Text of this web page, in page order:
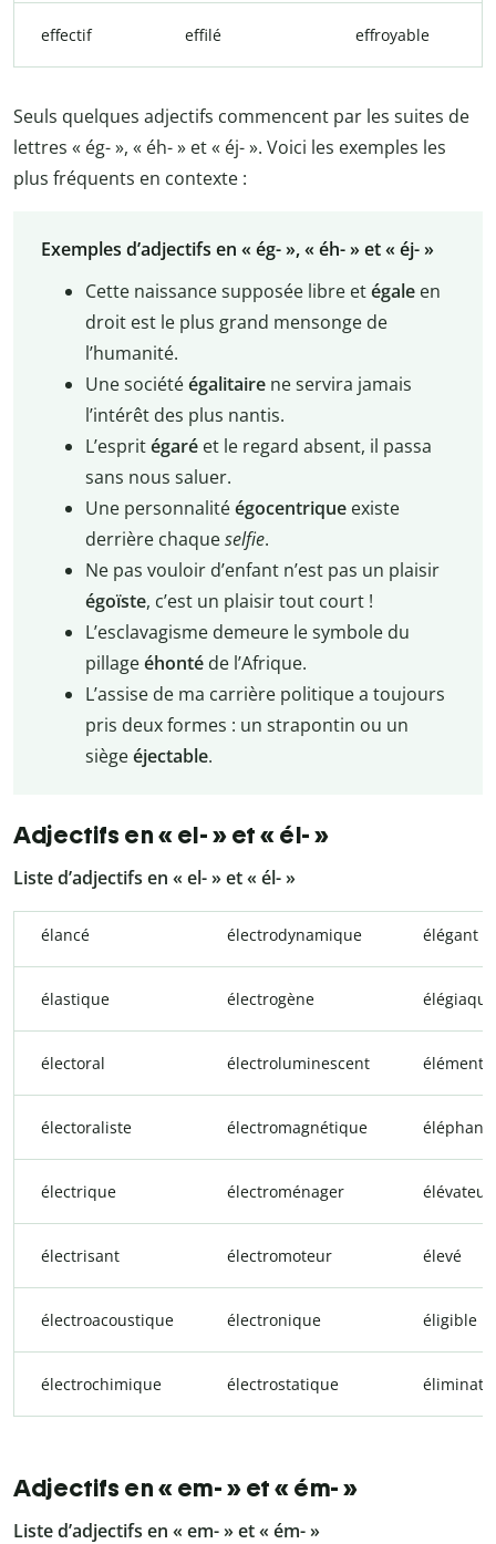
effectif effilé effroyable
Seuls quelques adjectifs commencent par les suites de
lettres « ég- », « éh- » et « éj- ». Voici les exemples les
plus fréquents en contexte :
Exemples d’adjectifs en « ég- », « éh- » et « éj- »
Cette naissance supposée libre etégale en
droit est le plus grand mensonge de
l’humanité.
Une sociétéégalitairene servira jamais
l’intérêt des plus nantis.
L’espritégaré et le regard absent, il passa
sans nous saluer.
Une personnalitéégocentrique existe
derrière chaqueselfie.
Ne pas vouloir d’enfant n’est pas un plaisir
égoïste, c’est un plaisir tout court !
L’esclavagisme demeure le symbole du
pillageéhontéde l’Afrique.
L’assise de ma carrière politique a toujours
pris deux formes : un strapontin ou un
siègeéjectable.
Adjectifs en « el- » et « él- »
Liste d’adjectifs en « el- » et « él- »
élancé électrodynamique élégant
élastique électrogène élégiaque
électoral électroluminescent
électoraliste électromagnétique
électrique électroménager élévateur
électrisant électromoteur élevé
électroacoustique électronique éligible
électrochimique électrostatique
Adjectifs en « em- » et « ém- »
Liste d’adjectifs en « em- » et « ém- »